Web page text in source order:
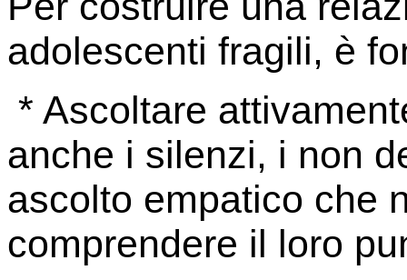
adolescenti fragili, è
* Ascoltare
anche i silenzi, i non
ascolto empatico che
comprendere il loro